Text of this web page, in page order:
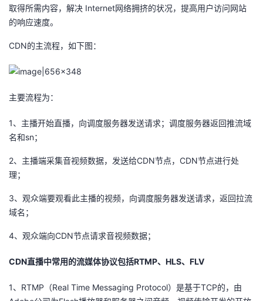
动
关
的
发
者
学
的
课
程
我
的
认
证
我
的
实
我
的
我
Programs
的
支
持
技
术
支
持
的
云
声
建
取得所需内容，解决 Internet网络拥挤的状况，提高用户访问网站
的响应速度。
CDN的主流程，如下图：
主要流程为：
1、主播开始直播，向调度服务器发送请求；调度服务器返回推流域
名和sn；
2、主播端采集音视频数据，发送给CDN节点，CDN节点进行处
理；
3、观众端要观看此主播的视频，向调度服务器发送请求，返回拉流
域名；
4、观众端向CDN节点请求音视频数据；
CDN直播中常用的流媒体协议包括RTMP、HLS、FLV
1、RTMP（Real Time Messaging Protocol）是基于TCP的，由